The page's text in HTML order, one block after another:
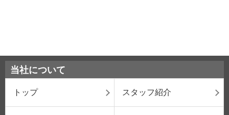
当社について
トップ スタッフ紹介